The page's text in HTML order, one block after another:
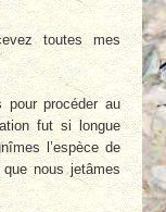
toutes mes
pour procéder au
fut si longue
l’espèce de
nous jetâmes